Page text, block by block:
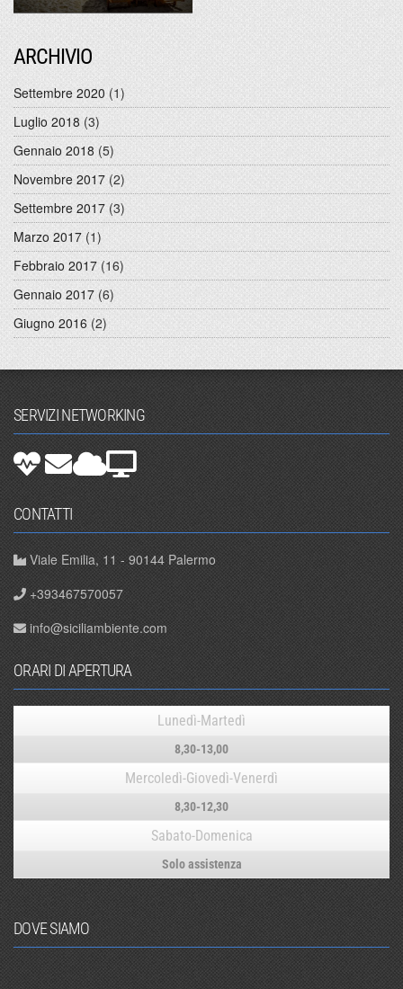
ARCHIVIO
Settembre 2020 (1)
Luglio 2018 (3)
Gennaio 2018 (5)
Novembre 2017 (2)
Settembre 2017 (3)
Marzo 2017 (1)
Febbraio 2017 (16)
Gennaio 2017 (6)
Giugno 2016 (2)
SERVIZI NETWORKING
CONTATTI
Viale Emilia, 11 - 90144 Palermo
+393467570057
info@siciliambiente.com
ORARI DI APERTURA
Lunedì-Martedì
8,30-13,00
Mercoledì-Giovedì-Venerdì
8,30-12,30
Sabato-Domenica
Solo assistenza
DOVE SIAMO